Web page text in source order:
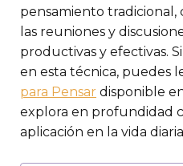
pensamiento
las reuniones y
productivas y efectivas.
en esta técnica, puedes
para Pensar disponible
explora en profundidad
aplicación en la vida